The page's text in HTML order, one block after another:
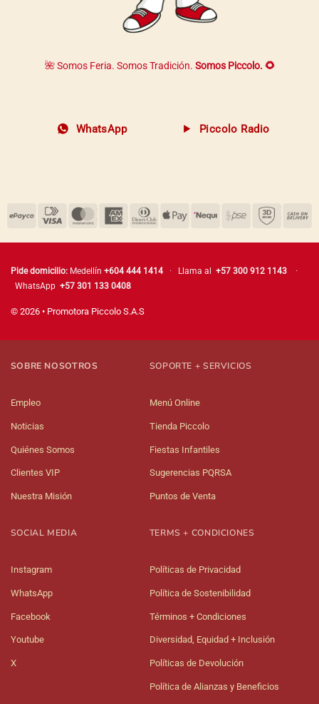
🌺 Somos Feria. Somos Tradición. Somos Piccolo. 🌻
WhatsApp Piccolo Radio
Pide domicilio: Medellín +604 444 1414 · Llama al +57 300 912 1143
·
WhatsApp +57 301 133 0408
© 2026 • Promotora Piccolo S.A.S
SOBRE NOSOTROS
Empleo
Noticias
Quiénes Somos
Clientes VIP
Nuestra Misión
SOPORTE + SERVICIOS
Menú Online
Tienda Piccolo
Fiestas Infantiles
Sugerencias PQRSA
Puntos de Venta
SOCIAL MEDIA
Instagram
WhatsApp
Facebook
Youtube
X
TERMS + CONDICIONES
Políticas de Privacidad
Política de Sostenibilidad
Términos + Condiciones
Diversidad, Equidad + Inclusión
Políticas de Devolución
Política de Alianzas y Beneficios